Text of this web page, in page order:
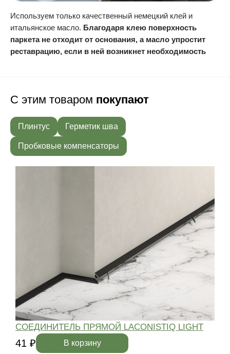
Используем только качественный немецкий клей и
итальянское масло. Благодаря клею поверхность
паркета не отходит от основания, а масло упростит
реставрацию, если в ней возникнет необходимость
С этим товаром покупают
Плинтус Герметик шва
Пробковые компенсаторы
СОЕДИНИТЕЛЬ ПРЯМОЙ LACONISTIQ LIGHT
41 ₽ В корзину